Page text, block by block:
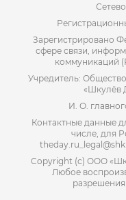
Зарегистрировано
сфере связи,
коммуникаций
Учредитель:
«Шкулёв
И. О.
Контактные данные
числе, для
Copyright (с) ООО
Любое